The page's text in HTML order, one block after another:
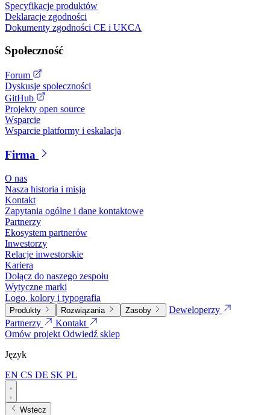
Specyfikacje produktów
Deklaracje zgodności
Dokumenty zgodności CE i UKCA
Społeczność
Forum
Dyskusje społeczności
GitHub
Projekty open source
Wsparcie
Wsparcie platformy i eskalacja
Firma
O nas
Nasza historia i misja
Kontakt
Zapytania ogólne i dane kontaktowe
Partnerzy
Ekosystem partnerów
Inwestorzy
Relacje inwestorskie
Kariera
Dołącz do naszego zespołu
Wytyczne marki
Logo, kolory i typografia
Produkty Rozwiązania Zasoby
Deweloperzy
Partnerzy
Kontakt
Omów projektOdwiedź sklep
Język
EN CS DE SK PL
Wstecz